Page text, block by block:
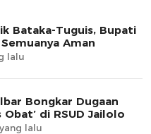
Bataka-Tuguis, Bupati
Aman
lalu
Bongkar Dugaan
Obat’ di RSUD Jailolo
lalu